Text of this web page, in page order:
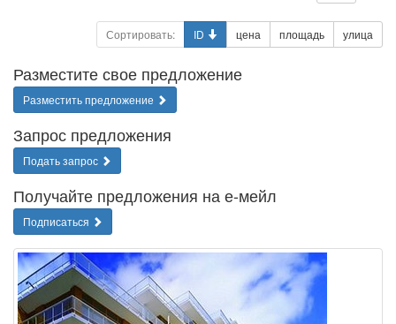
Сортировать: ID цена площадь улица
Разместите свое предложение
Разместить предложение
Запрос предложения
Подать запрос
Получайте предложения на е-мейл
Подписаться